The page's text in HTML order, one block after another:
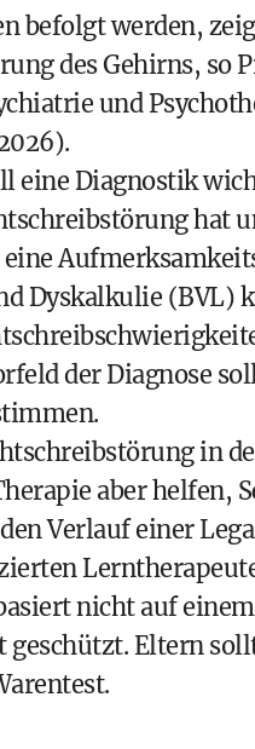
befolgt werden,
des Gehirns, so
und
eine Diagnostik
hat
Dyskalkulie (BVL)
der Diagnose
in
aber helfen,
Verlauf einer
nicht auf
Eltern